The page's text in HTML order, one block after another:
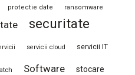
protectie date ransomware
securitate
servicii cloud servicii IT
Software stocare